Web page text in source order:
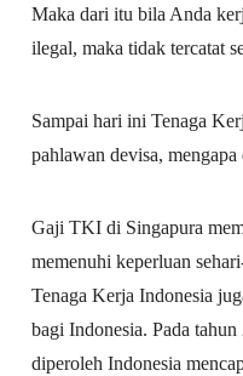
Maka dari itu bila Anda
ilegal, maka tidak tercatat
Sampai hari ini Tenaga
pahlawan devisa,
Gaji TKI di Singapura
memenuhi keperluan
Tenaga Kerja Indonesia
bagi Indonesia. Pada
diperoleh Indonesia